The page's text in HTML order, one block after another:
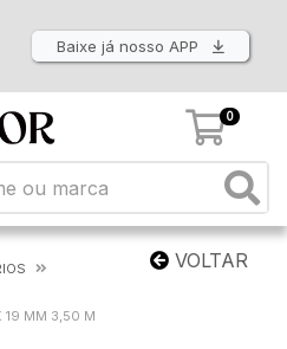
Baixe já nosso APP
0
VOLTAR
19 MM 3,50 M